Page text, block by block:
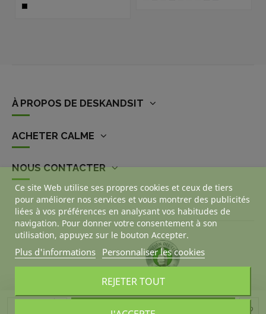
Ajouter au panier
À PROPOS DE DESKANDSIT
ACHETER CALME
NOUS CONTACTER
Ce site Web utilise ses propres cookies et ceux de tiers
pour améliorer nos services et vous montrer des publicités
liées à vos préférences en analysant vos habitudes de
navigation. Pour donner votre consentement à son
utilisation, appuyez sur le bouton Accepter.
Plus d'informations Personnaliser les cookies
REJETER TOUT